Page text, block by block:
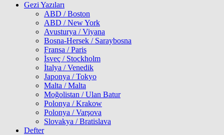
Gezi Yazıları
ABD / Boston
ABD / New York
Avusturya / Viyana
Bosna-Hersek / Saraybosna
Fransa / Paris
İsveç / Stockholm
İtalya / Venedik
Japonya / Tokyo
Malta / Malta
Moğolistan / Ulan Batur
Polonya / Krakow
Polonya / Varşova
Slovakya / Bratislava
Defter